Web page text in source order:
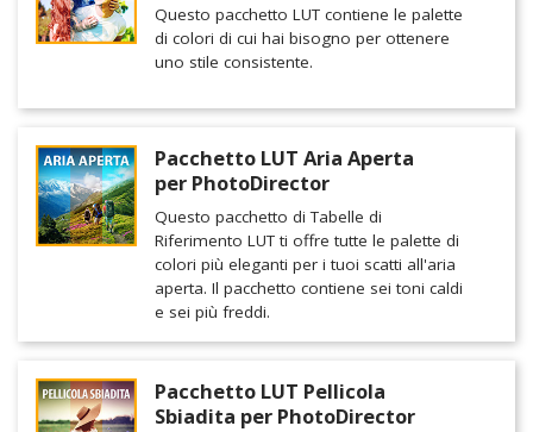
Questo pacchetto LUT contiene le palette
di colori di cui hai bisogno per ottenere
uno stile consistente.
Pacchetto LUT Aria Aperta
per PhotoDirector
Questo pacchetto di Tabelle di
Riferimento LUT ti offre tutte le palette di
colori più eleganti per i tuoi scatti all'aria
aperta. Il pacchetto contiene sei toni caldi
e sei più freddi.
Pacchetto LUT Pellicola
Sbiadita per PhotoDirector